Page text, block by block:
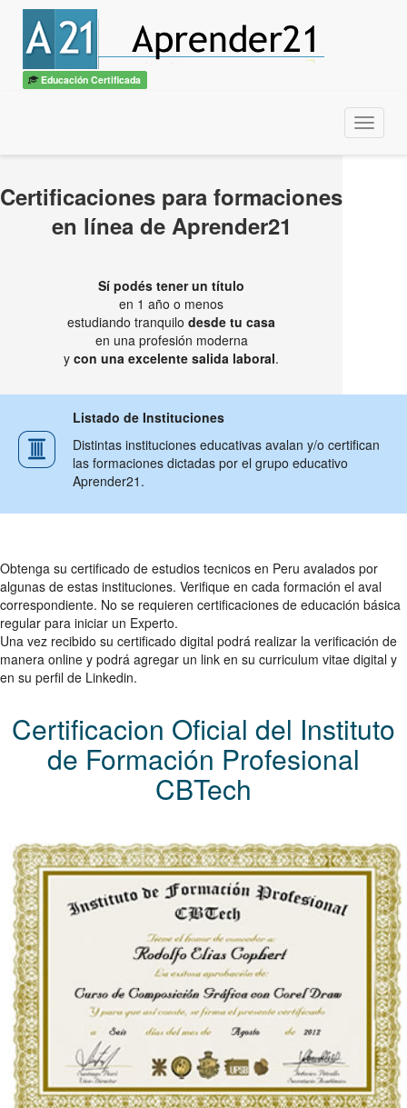
Educación Certificada
Menu
Certificaciones para formaciones
en línea de Aprender21
Sí podés tener un título
en 1 año o menos
estudiando tranquilo desde tu casa
en una profesión moderna
y con una excelente salida laboral.
Listado de Instituciones
Distintas instituciones educativas avalan y/o certifican
las formaciones dictadas por el grupo educativo
Aprender21.
Obtenga su certificado de estudios tecnicos en Peru avalados por
algunas de estas instituciones. Verifique en cada formación el aval
correspondiente. No se requieren certificaciones de educación básica
regular para iniciar un Experto.
Una vez recibido su certificado digital podrá realizar la verificación de
manera online y podrá agregar un link en su curriculum vitae digital y
en su perfil de Linkedin.
Certificacion Oficial del Instituto
de Formación Profesional
CBTech